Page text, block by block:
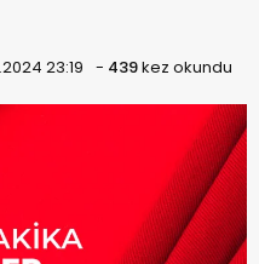
23:19 - 439kez okundu